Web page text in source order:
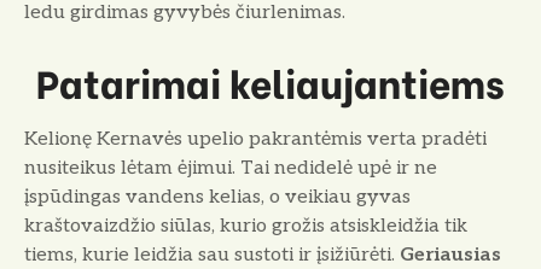
ledu girdimas gyvybės čiurlenimas.
Patarimai keliaujantiems
Kelionę Kernavės upelio pakrantėmis verta pradėti
nusiteikus lėtam ėjimui. Tai nedidelė upė ir ne
įspūdingas vandens kelias, o veikiau gyvas
kraštovaizdžio siūlas, kurio grožis atsiskleidžia tik
tiems, kurie leidžia sau sustoti ir įsižiūrėti. Geriausias